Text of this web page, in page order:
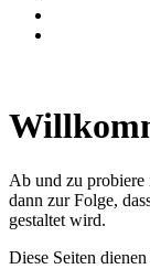
Ab und zu probiere
dann zur Folge,
gestaltet wird.
Diese Seiten